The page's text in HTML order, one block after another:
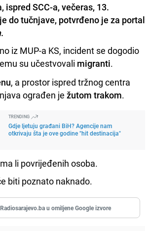
ispred SCC-a, večeras, 13.
do tučnjave, potvrđeno je za portal
.
iz MUP-a KS, incident se dogodio
su učestvovali migranti.
, a prostor ispred tržnog centra
ograđen je žutom trakom.
TRENDING
Gdje ljetuju građani BiH? Agencije nam
otkrivaju šta je ove godine "hit destinacija"
li povrijeđenih osoba.
biti poznato naknado.
u omiljene Google izvore